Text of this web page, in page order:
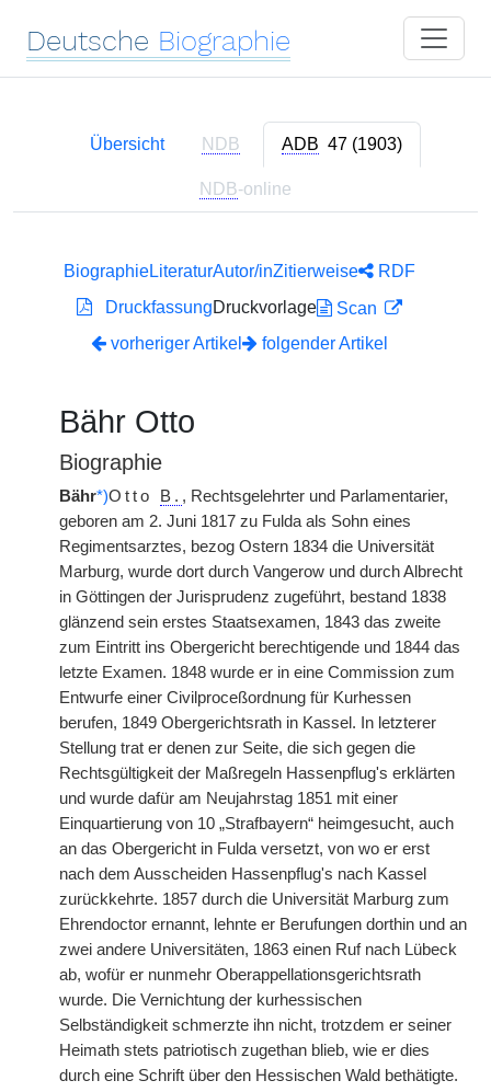
Deutsche Biographie
Übersicht NDB ADB 47 (1903)
NDB-online
BiographieLiteraturAutor/inZitierweise
RDF
DruckfassungDruckvorlage
Scan
vorheriger Artikel
folgender Artikel
Bähr Otto
Biographie
Bähr*)Otto B. , Rechtsgelehrter und Parlamentarier,
geboren am 2. Juni 1817 zu Fulda als Sohn eines
Regimentsarztes, bezog Ostern 1834 die Universität
Marburg, wurde dort durch Vangerow und durch Albrecht
in Göttingen der Jurisprudenz zugeführt, bestand 1838
glänzend sein erstes Staatsexamen, 1843 das zweite
zum Eintritt ins Obergericht berechtigende und 1844 das
letzte Examen. 1848 wurde er in eine Commission zum
Entwurfe einer Civilproceßordnung für Kurhessen
berufen, 1849 Obergerichtsrath in Kassel. In letzterer
Stellung trat er denen zur Seite, die sich gegen die
Rechtsgültigkeit der Maßregeln Hassenpflug's erklärten
und wurde dafür am Neujahrstag 1851 mit einer
Einquartierung von 10 „Strafbayern“ heimgesucht, auch
an das Obergericht in Fulda versetzt, von wo er erst
nach dem Ausscheiden Hassenpflug's nach Kassel
zurückkehrte. 1857 durch die Universität Marburg zum
Ehrendoctor ernannt, lehnte er Berufungen dorthin und an
zwei andere Universitäten, 1863 einen Ruf nach Lübeck
ab, wofür er nunmehr Oberappellationsgerichtsrath
wurde. Die Vernichtung der kurhessischen
Selbständigkeit schmerzte ihn nicht, trotzdem er seiner
Heimath stets patriotisch zugethan blieb, wie er dies
durch eine Schrift über den Hessischen Wald bethätigte.